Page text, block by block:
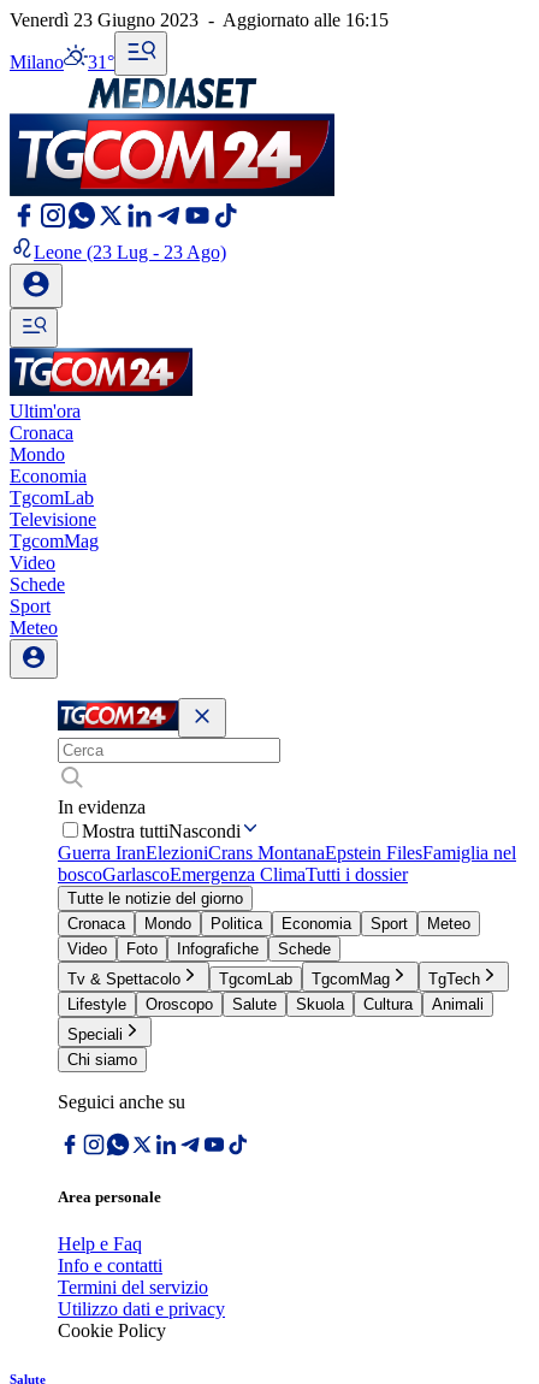
Venerdì 23 Giugno 2023 - Aggiornato alle 16:15
Milano 31°
Leone (23 Lug - 23 Ago)
Ultim'ora
Cronaca
Mondo
Economia
TgcomLab
Televisione
TgcomMag
Video
Schede
Sport
Meteo
In evidenza
Mostra tuttiNascondi
Guerra IranElezioniCrans MontanaEpstein FilesFamiglia nel
boscoGarlascoEmergenza ClimaTutti i dossier
Tutte le notizie del giorno
Cronaca
Mondo Politica Economia Sport
Meteo
Video
Foto Infografiche
Schede
Tv & Spettacolo
TgcomLab TgcomMag
TgTech
Lifestyle
Oroscopo Salute Skuola Cultura
Animali
Speciali
Chi siamo
Seguici anche su
Area personale
Help e Faq
Info e contatti
Termini del servizio
Utilizzo dati e privacy
Cookie Policy
Salute